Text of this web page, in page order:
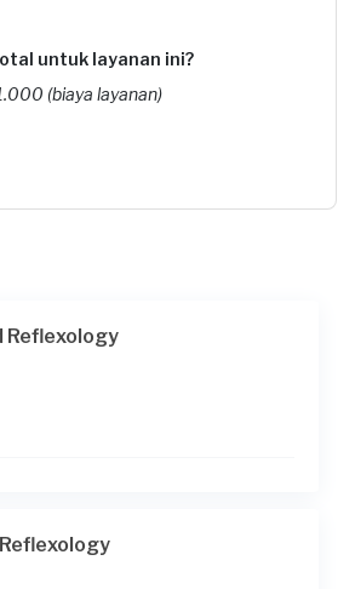
untuk layanan ini?
(biaya layanan)
Reflexology